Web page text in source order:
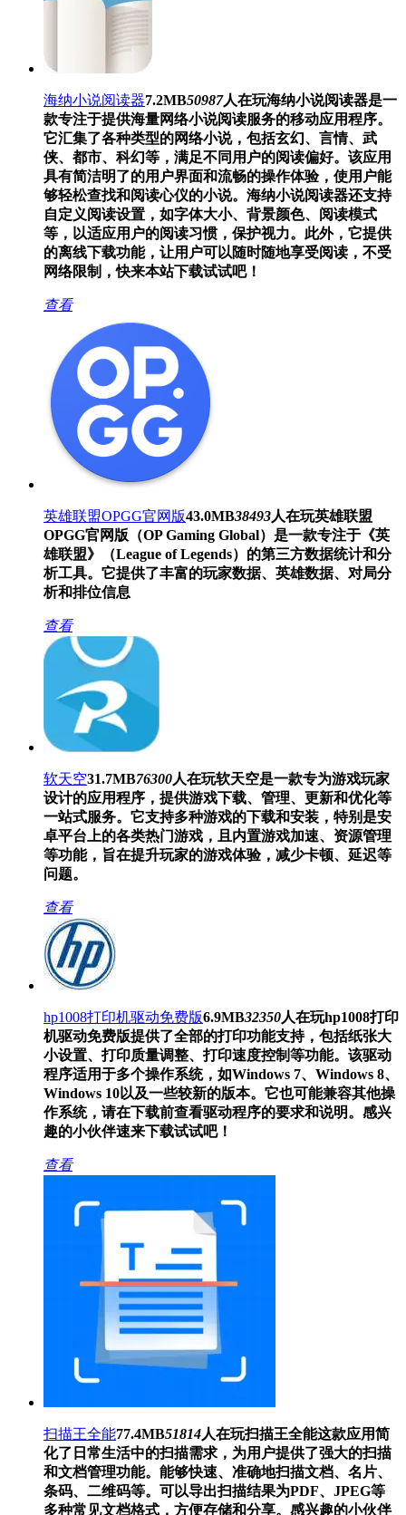
海纳小说阅读器7.2MB50987人在玩海纳小说阅读器是一
款专注于提供海量网络小说阅读服务的移动应用程序。
它汇集了各种类型的网络小说，包括玄幻、言情、武
侠、都市、科幻等，满足不同用户的阅读偏好。该应用
具有简洁明了的用户界面和流畅的操作体验，使用户能
够轻松查找和阅读心仪的小说。海纳小说阅读器还支持
自定义阅读设置，如字体大小、背景颜色、阅读模式
等，以适应用户的阅读习惯，保护视力。此外，它提供
的离线下载功能，让用户可以随时随地享受阅读，不受
网络限制，快来本站下载试试吧！
查看
英雄联盟OPGG官网版43.0MB38493人在玩英雄联盟
OPGG官网版（OP Gaming Global）是一款专注于《英
雄联盟》（League of Legends）的第三方数据统计和分
析工具。它提供了丰富的玩家数据、英雄数据、对局分
析和排位信息
查看
软天空31.7MB76300人在玩软天空是一款专为游戏玩家
设计的应用程序，提供游戏下载、管理、更新和优化等
一站式服务。它支持多种游戏的下载和安装，特别是安
卓平台上的各类热门游戏，且内置游戏加速、资源管理
等功能，旨在提升玩家的游戏体验，减少卡顿、延迟等
问题。
查看
hp1008打印机驱动免费版6.9MB32350人在玩hp1008打印
机驱动免费版提供了全部的打印功能支持，包括纸张大
小设置、打印质量调整、打印速度控制等功能。该驱动
程序适用于多个操作系统，如Windows 7、Windows 8、
Windows 10以及一些较新的版本。它也可能兼容其他操
作系统，请在下载前查看驱动程序的要求和说明。感兴
趣的小伙伴速来下载试试吧！
查看
扫描王全能77.4MB51814人在玩扫描王全能这款应用简
化了日常生活中的扫描需求，为用户提供了强大的扫描
和文档管理功能。能够快速、准确地扫描文档、名片、
条码、二维码等。可以导出扫描结果为PDF、JPEG等
多种常见文档格式，方便存储和分享。感兴趣的小伙伴